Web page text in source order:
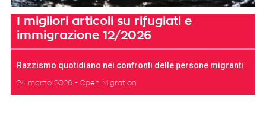
I migliori articoli su rifugiati e
immigrazione 12/2026
Razzismo quotidiano nei confronti delle persone migranti
24 marzo 2026 Open Migration